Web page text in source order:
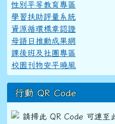
性別平等教育專區
學習扶助評量系統
資源循環標章認證
母語日推動成果網
課後班及社團專區
校園刊物安平曉風
行動 QR Code